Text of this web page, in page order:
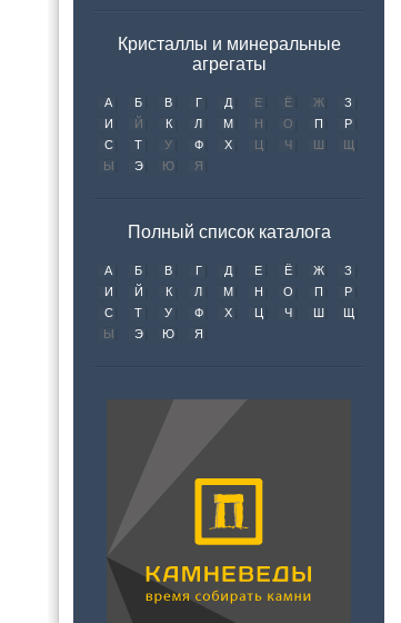
Кристаллы и минеральные
агрегаты
А Б В Г Д Е Ё Ж
З
И
Й К Л М Н О П
Р
С
Т У Ф Х Ц Ч Ш
Щ
Ы
Э Ю Я
Полный список каталога
А Б В Г Д Е Ё Ж
З
И
Й К Л М Н О П
Р
С
Т У Ф Х Ц Ч Ш
Щ
Ы
Э Ю Я